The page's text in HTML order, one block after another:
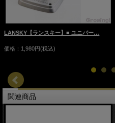
LANSKY【ランスキー】■ ユニバー…
価格：1,980円(税込)
関連商品